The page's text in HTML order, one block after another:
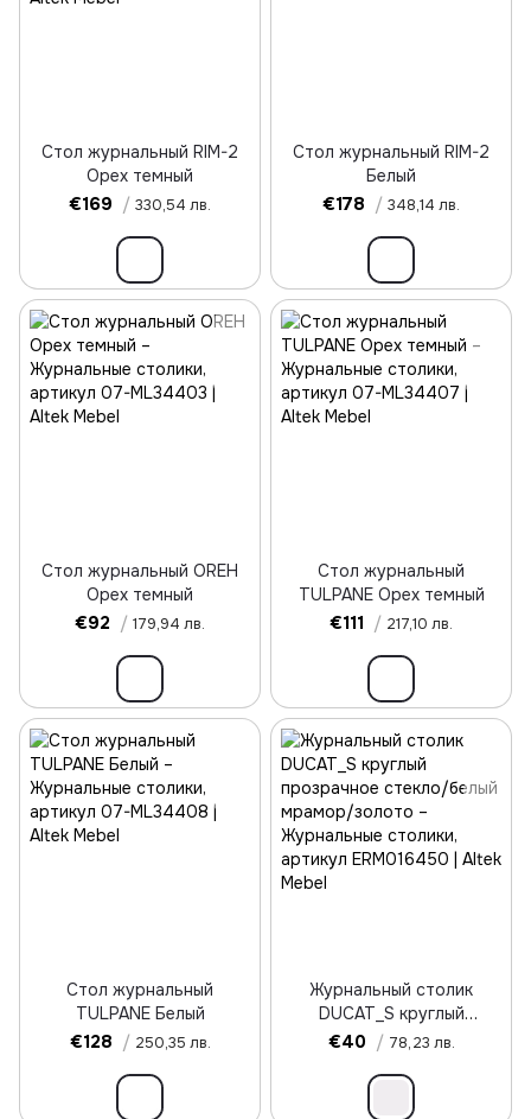
Стол журнальный RIM-2
Орех темный
€169 / 330,54 лв.
Стол журнальный RIM-2
Белый
€178 / 348,14 лв.
Стол журнальный OREH
Орех темный
€92 / 179,94 лв.
Стол журнальный
TULPANE Орех темный
€111 / 217,10 лв.
Стол журнальный
TULPANE Белый
€128 / 250,35 лв.
Журнальный столик
DUCAT_S круглый
прозрачное стекло/белый
€40 / 78,23 лв.